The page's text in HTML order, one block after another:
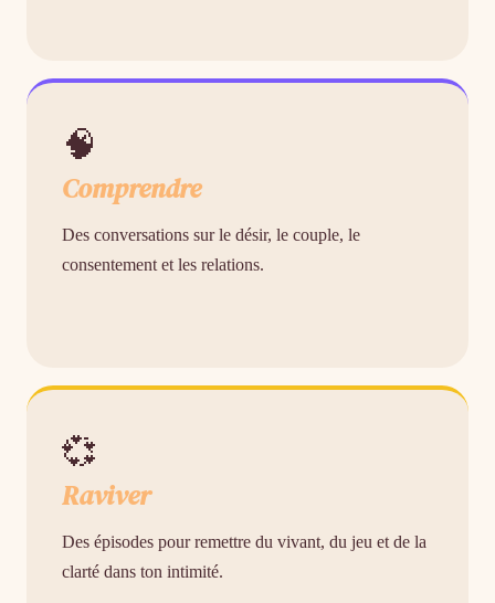
🧠
Comprendre
Des conversations sur le désir, le couple, le
consentement et les relations.
💞
Raviver
Des épisodes pour remettre du vivant, du jeu et de la
clarté dans ton intimité.